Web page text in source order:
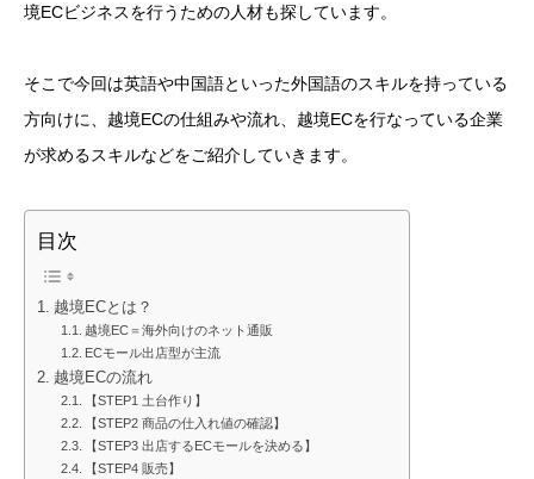
境ECビジネスを行うための人材も探しています。
そこで今回は英語や中国語といった外国語のスキルを持っている
方向けに、越境ECの仕組みや流れ、越境ECを行なっている企業
が求めるスキルなどをご紹介していきます。
目次
越境ECとは？
越境EC＝海外向けのネット通販
ECモール出店型が主流
越境ECの流れ
【STEP1 土台作り】
【STEP2 商品の仕入れ値の確認】
【STEP3 出店するECモールを決める】
【STEP4 販売】